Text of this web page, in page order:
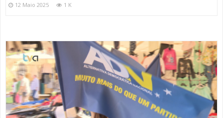
12 Maio 2025 1 K